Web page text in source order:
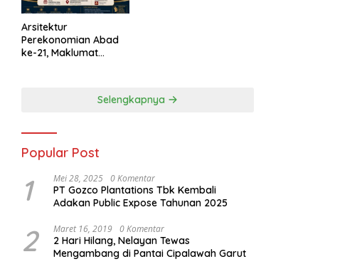
Arsitektur
Perekonomian Abad
ke-21, Maklumat
Selengkapnya
Popular Post
1 Mei 28, 2025 0 Komentar
PT Gozco Plantations Tbk Kembali
Adakan Public Expose Tahunan 2025
2 Maret 16, 2019 0 Komentar
2 Hari Hilang, Nelayan Tewas
Mengambang di Pantai Cipalawah Garut